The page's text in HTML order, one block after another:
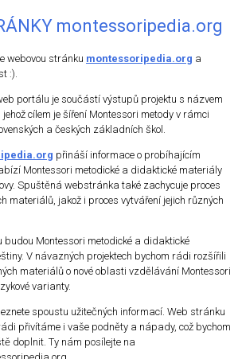
montessoripedia.org
webovou stránku montessoripedia.org a
:).
portálu je součástí výstupů projektu s názvem
, jehož cílem je šíření Montessori metody v rámci
a českých základních škol.
přináší informace o probíhajícím
Montessori metodické a didaktické materiály
Spuštěná webstránka také zachycuje proces
materiálů, jakož i proces vytváření jejich různých
budou Montessori metodické a didaktické
V návazných projektech bychom rádi rozšířili
materiálů o nové oblasti vzdělávání Montessori
varianty.
spoustu užitečných informací. Web stránku
přivítáme i vaše podněty a nápady, což bychom
doplnit. Ty nám posílejte na